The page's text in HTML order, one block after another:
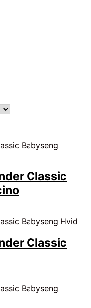
Classic
Classic